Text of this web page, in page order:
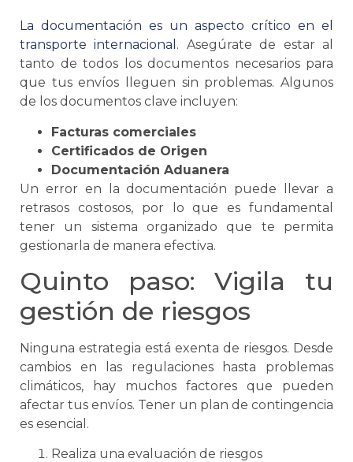
La documentación es un aspecto crítico en el
transporte internacional . Asegúrate de estar al
tanto de todos los documentos necesarios para
que tus envíos lleguen sin problemas. Algunos
de los documentos clave incluyen:
Facturas comerciales
Certificados de Origen
Documentación Aduanera
Un error en la documentación puede llevar a
retrasos costosos, por lo que es fundamental
tener un sistema organizado que te permita
gestionarla de manera efectiva.
Quinto paso: Vigila tu
gestión de riesgos
Ninguna estrategia está exenta de riesgos. Desde
cambios en las regulaciones hasta problemas
climáticos, hay muchos factores que pueden
afectar tus envíos. Tener un plan de contingencia
es esencial.
Realiza una evaluación de riesgos